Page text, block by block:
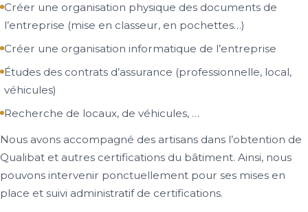
Créer une organisation physique des documents de
l’entreprise (mise en classeur, en pochettes…)
Créer une organisation informatique de l’entreprise
Études des contrats d’assurance (professionnelle, local,
véhicules)
Recherche de locaux, de véhicules, …
Nous avons accompagné des artisans dans l’obtention de
Qualibat et autres certifications du bâtiment. Ainsi, nous
pouvons intervenir ponctuellement pour ses mises en
place et suivi administratif de certifications.